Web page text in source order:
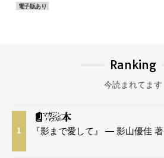
電子版あり
Ranking
今読まれてます
1 『影まで愛して』 — 影山優佳 著